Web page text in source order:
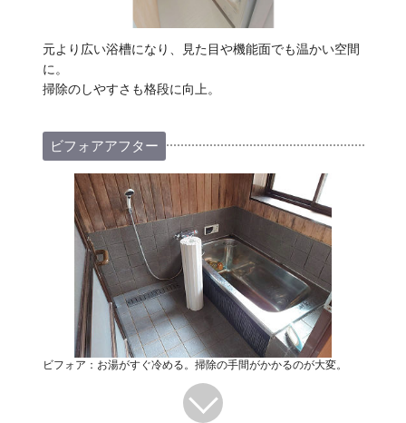
元より広い浴槽になり、見た目や機能面でも温かい空間
に。
掃除のしやすさも格段に向上。
ビフォアアフター
ビフォア：お湯がすぐ冷める。掃除の手間がかかるのが大変。